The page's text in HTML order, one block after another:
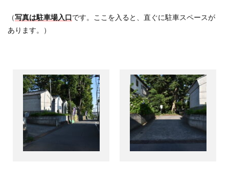
（写真は駐車場入口です。ここを入ると、直ぐに駐車スペースが
あります。）